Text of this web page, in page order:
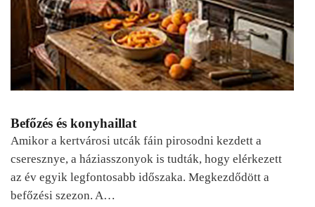
Befőzés és konyhaillat
Amikor a kertvárosi utcák fáin pirosodni kezdett a
cseresznye, a háziasszonyok is tudták, hogy elérkezett
az év egyik legfontosabb időszaka. Megkezdődött a
befőzési szezon. A…